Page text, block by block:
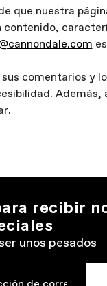
que nuestra
comentarios y
recibir
unos pesados